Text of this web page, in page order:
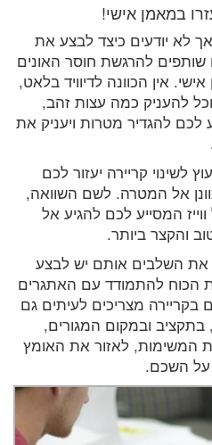
במאמן אישי!
אך לא יודעים כיצד לבצע את
להרגשת חוסר האונים
אין הכוונה לדיוויד בלאט,
להעניק כמה עצות זהב,
לכם להגדיר מטרות ויעניק את
לשינוי קריירה יעזור לכם
אל המטרה. לשם השוואה,
המסייע לכם להגיע אל
והקצר ביותר.
את השלבים אותם יש לבצע
הכוח להתמודד עם האתגרים
בקריירה מצריכים לעיתים גם
בתקציב ובמקום המגורים,
המשימות, לאזור את האומץ
על השכם.